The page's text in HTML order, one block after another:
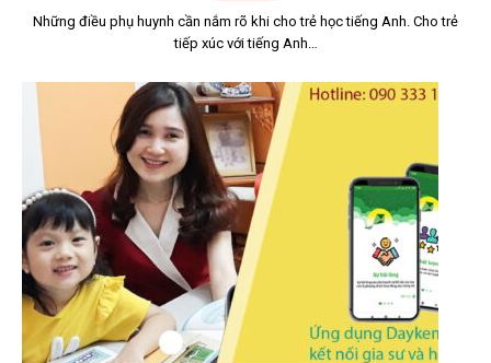
Những điều phụ huynh cần nắm rõ khi cho trẻ học tiếng Anh. Cho trẻ
tiếp xúc với tiếng Anh…